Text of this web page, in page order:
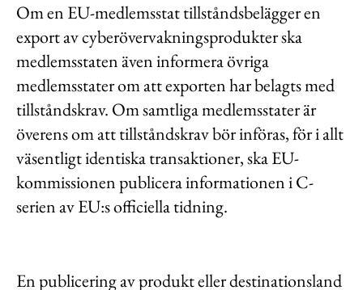
Om en EU-medlemsstat tillståndsbelägger en
export av cyberövervakningsprodukter ska
medlemsstaten även informera övriga
medlemsstater om att exporten har belagts med
tillståndskrav. Om samtliga medlemsstater är
överens om att tillståndskrav bör införas, för i allt
väsentligt identiska transaktioner, ska EU-
kommissionen publicera informationen i C-
serien av EU:s officiella tidning.
En publicering av produkt eller destinationsland